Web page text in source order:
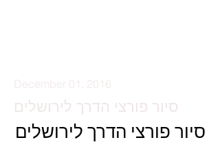
December 01, 2016
סיור פורצי הדרך לירושלים
סיור פורצי הדרך לירושלים